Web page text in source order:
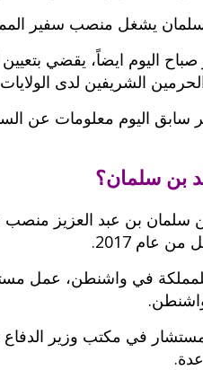
يشغل منصب سفير
اليوم ايضاً، يقضي
الشريفين لدى الولايات
سابق اليوم معلومات عن
بن سلمان؟
سلمان بن عبد العزيز منصب
للمملكة في واشنطن، عمل
في مكتب وزير الدفاع